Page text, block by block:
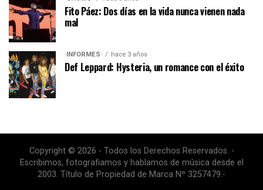
Fito Páez: Dos días en la vida nunca vienen nada
mal
·INFORMES· hace 3 años
Def Leppard: Hysteria, un romance con el éxito
Copyright © 2026 - Todos los Derechos Reservados. -
Escribimos, fotografiamos y hablamos de música desde el
2003. Título de Propiedad de Marca Nº 3257479.-